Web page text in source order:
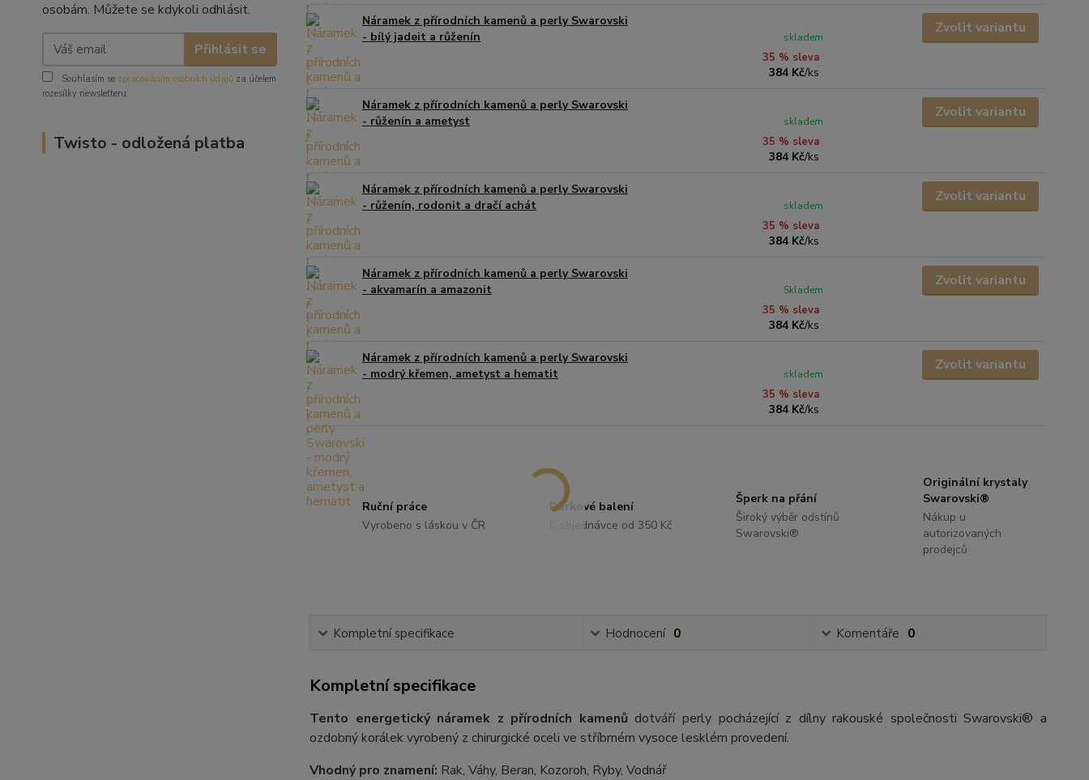
osobám. Můžete se kdykoli odhlásit.
Přihlásit se
Souhlasím se zpracováním osobních údajů za účelem
rozesílky newsletteru.
Twisto - odložená platba
Náramek z přírodních kamenů a perly Swarovski
- bílý jadeit a růženín
35 % sleva
384 Kč/ks
skladem
Zvolit variantu
Náramek z přírodních kamenů a perly Swarovski
- růženín a ametyst
35 % sleva
384 Kč/ks
skladem
Zvolit variantu
Náramek z přírodních kamenů a perly Swarovski
- růženín, rodonit a dračí achát
35 % sleva
384 Kč/ks
skladem
Zvolit variantu
Náramek z přírodních kamenů a perly Swarovski
- akvamarín a amazonit
35 % sleva
384 Kč/ks
Skladem
Zvolit variantu
Náramek z přírodních kamenů a perly Swarovski
- modrý křemen, ametyst a hematit
35 % sleva
384 Kč/ks
skladem
Zvolit variantu
Ruční práce
Vyrobeno s láskou v ČR
Dárkové balení
K objednávce od 350 Kč
Šperk na přání
Široký výběr odstínů
Swarovski®
Originální krystaly
Swarovski®
Nákup u
autorizovaných
prodejců
Kompletní specifikace Hodnocení 0 Komentáře 0
Kompletní specifikace
Tento energetický náramek z přírodních kamenů dotváří perly pocházející z dílny rakouské společnosti Swarovski® a
ozdobný korálek vyrobený z chirurgické oceli ve stříbrném vysoce lesklém provedení.
Vhodný pro znamení: Rak, Váhy, Beran, Kozoroh, Ryby, Vodnář